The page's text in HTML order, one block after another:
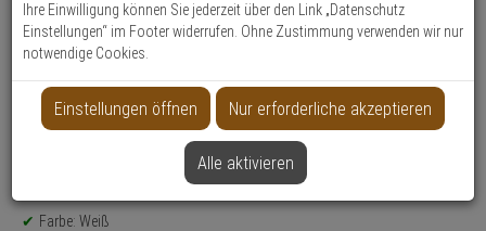
SucheProduktmerkmale
Datenblatt drucken
Produktinformationen
Zubehörartikel, Deckenbefestigung
Farbe: Weiß
Ihre Einwilligung können Sie jederzeit über den Link „Datenschutz
Einstellungen“ im Footer widerrufen. Ohne Zustimmung verwenden wir nur
notwendige Cookies.
Einstellungen öffnen Nur erforderliche akzeptieren
Alle aktivieren